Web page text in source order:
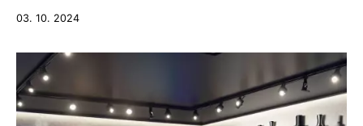
03. 10. 2024